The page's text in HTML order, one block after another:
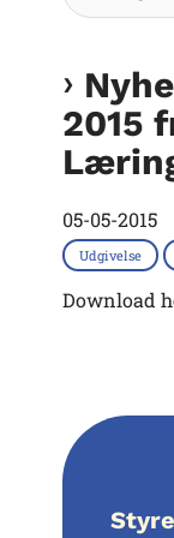
2015
05-05-2015
Udgivelse
Download